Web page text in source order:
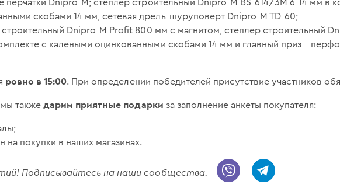
перчатки Dnipro-M; степлер строительный Dnipro-M BS-614/3М 6-14 мм в
скобами 14 мм, сетевая дрель-шуруповерт Dnipro-M TD-60;
строительный Dnipro-M Profit 800 мм с магнитом, степлер строительный
с калеными оцинкованными скобами 14 мм и главный приз –
ровно в 15:00. При определении победителей присутствие участников
мы такжедарим приятные подарки за заполнение анкеты покупателя:
на покупки в наших магазинах.
Подписывайтесь на наши сообщества.